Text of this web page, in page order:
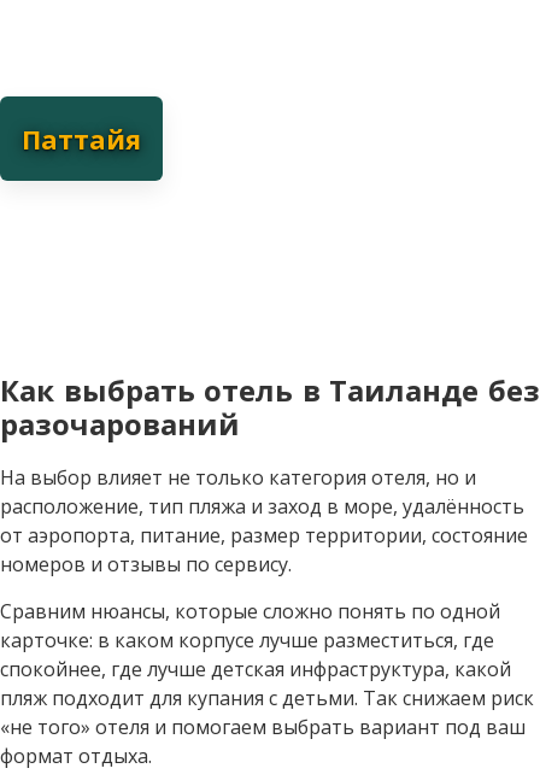
ПаттайяПаттайя - для городского отдыха и развлечений.
рестораны, шоппинг и ночная жизнь. Подходит для
Как выбрать отель в Таиланде без
разочарований
На выбор влияет не только категория отеля, но и
расположение, тип пляжа и заход в море, удалённость
от аэропорта, питание, размер территории, состояние
номеров и отзывы по сервису.
Сравним нюансы, которые сложно понять по одной
карточке: в каком корпусе лучше разместиться, где
спокойнее, где лучше детская инфраструктура, какой
пляж подходит для купания с детьми. Так снижаем риск
«не того» отеля и помогаем выбрать вариант под ваш
формат отдыха.